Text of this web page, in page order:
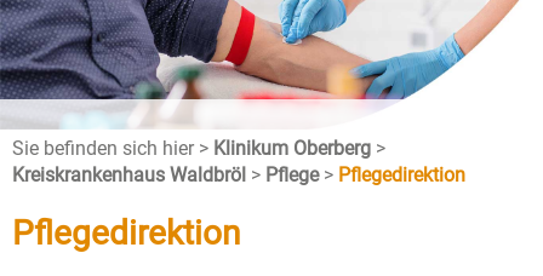
Sie befinden sich hier > Klinikum Oberberg >
Kreiskrankenhaus Waldbröl > Pflege > Pflegedirektion
Pflegedirektion